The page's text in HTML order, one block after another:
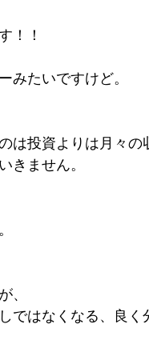
！！
みたいですけど。
は投資よりは月々の
きません。
、
ではなくなる、良